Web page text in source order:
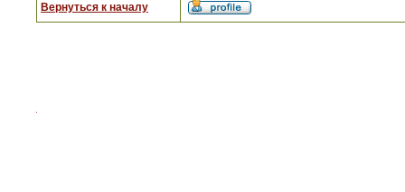
Вернуться к началу